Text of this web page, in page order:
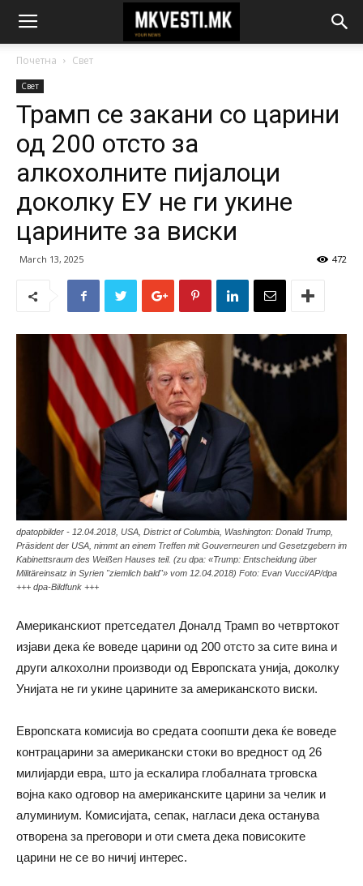
Почетна Свет
Свет
Трамп се закани со царини
од 200 отсто за
алкохолните пијалоци
доколку ЕУ не ги укине
царините за виски
March 13, 2025 472
dpatopbilder - 12.04.2018, USA, District of Columbia, Washington: Donald Trump,
Präsident der USA, nimmt an einem Treffen mit Gouverneuren und Gesetzgebern im
Kabinettsraum des Weißen Hauses teil. (zu dpa: «Trump: Entscheidung über
Militäreinsatz in Syrien "ziemlich bald"» vom 12.04.2018) Foto: Evan Vucci/AP/dpa
+++ dpa-Bildfunk +++
Американскиот претседател Доналд Трамп во четвртокот
изјави дека ќе воведе царини од 200 отсто за сите вина и
други алкохолни производи од Европската унија, доколку
Унијата не ги укине царините за американското виски.
Европската комисија во средата соопшти дека ќе воведе
контрацарини за американски стоки во вредност од 26
милијарди евра, што ја ескалира глобалната трговска
војна како одговор на американските царини за челик и
алуминиум. Комисијата, сепак, нагласи дека останува
отворена за преговори и оти смета дека повисоките
царини не се во ничиј интерес.